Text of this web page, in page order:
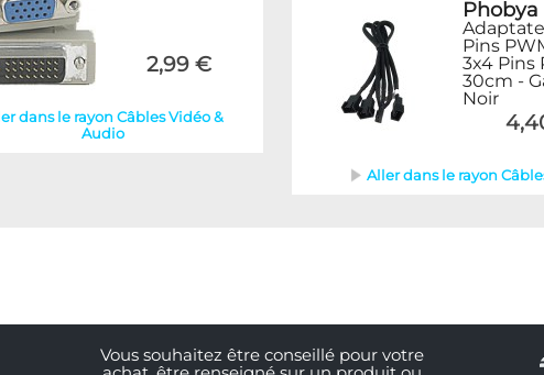
2,99 €
dans le rayon Câbles Vidéo &
Audio
Phobya
Pins
3x4 Pins
30cm -
Noir
Aller dans le rayon
Vous souhaitez être conseillé pour votre